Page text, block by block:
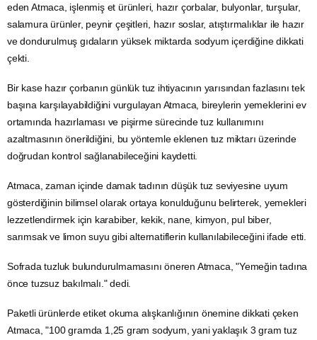
eden Atmaca, işlenmiş et ürünleri, hazır çorbalar, bulyonlar, turşular,
salamura ürünler, peynir çeşitleri, hazır soslar, atıştırmalıklar ile hazır
ve dondurulmuş gıdaların yüksek miktarda sodyum içerdiğine dikkati
çekti.
Bir kase hazır çorbanın günlük tuz ihtiyacının yarısından fazlasını tek
başına karşılayabildiğini vurgulayan Atmaca, bireylerin yemeklerini ev
ortamında hazırlaması ve pişirme sürecinde tuz kullanımını
azaltmasının önerildiğini, bu yöntemle eklenen tuz miktarı üzerinde
doğrudan kontrol sağlanabileceğini kaydetti.
Atmaca, zaman içinde damak tadının düşük tuz seviyesine uyum
gösterdiğinin bilimsel olarak ortaya konulduğunu belirterek, yemekleri
lezzetlendirmek için karabiber, kekik, nane, kimyon, pul biber,
sarımsak ve limon suyu gibi alternatiflerin kullanılabileceğini ifade etti.
Sofrada tuzluk bulundurulmamasını öneren Atmaca, "Yemeğin tadına
önce tuzsuz bakılmalı." dedi.
Paketli ürünlerde etiket okuma alışkanlığının önemine dikkati çeken
Atmaca, "100 gramda 1,25 gram sodyum, yani yaklaşık 3 gram tuz